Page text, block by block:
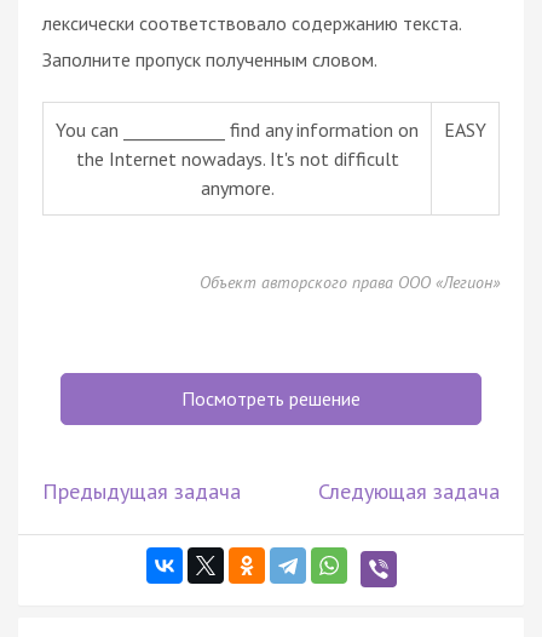
лексически соответствовало содержанию текста.
Заполните пропуск полученным словом.
You can ____________ find any information on
the Internet nowadays. It's not difficult
anymore.
EASY
Объект авторского права ООО «Легион»
Посмотреть решение
Предыдущая задача Следующая задача